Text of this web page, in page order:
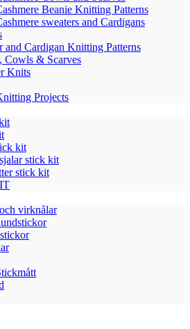
Beanie Knitting Patterns
sweaters and Cardigans
and Cardigan Knitting Patterns
Cowls & Scarves
Knits
Projects
kit
stick kit
stick kit
virknålar